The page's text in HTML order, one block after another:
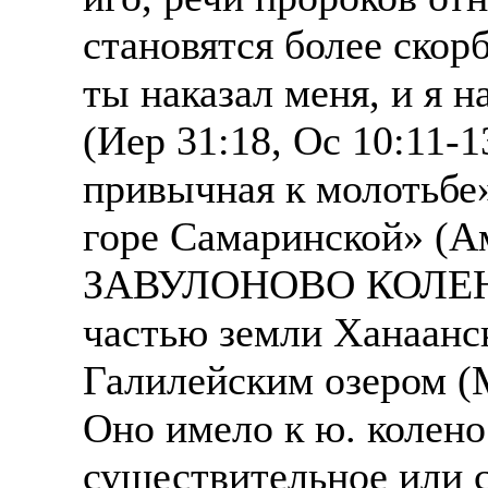
становятся более
ты наказал меня, и я
(Иер 31:18, Ос 10:11-
привычная к
горе Самаринской»
ЗАВУЛОНОВО
частью земли
Галилейским озером
Оно имело к ю.
существительное или